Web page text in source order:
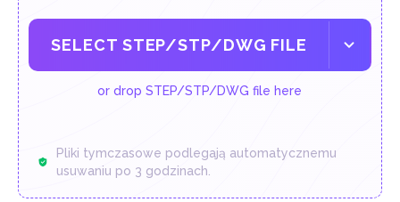
SELECT STEP/STP/DWG FILE
or drop STEP/STP/DWG file here
Pliki tymczasowe podlegają automatycznemu
usuwaniu po 3 godzinach.